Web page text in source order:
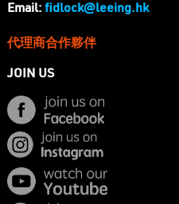
Email: fidlock@leeing.hk
代理商合作夥伴
JOIN US